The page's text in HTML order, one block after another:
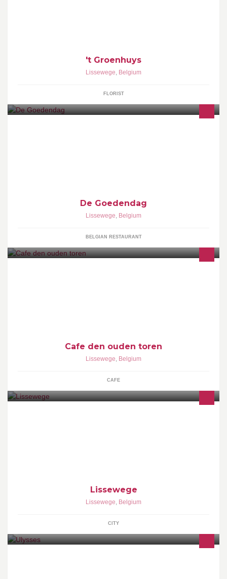
't Groenhuys
Lissewege, Belgium
FLORIST
De Goedendag
Lissewege, Belgium
BELGIAN RESTAURANT
Cafe den ouden toren
Lissewege, Belgium
CAFE
Lissewege
Lissewege, Belgium
CITY